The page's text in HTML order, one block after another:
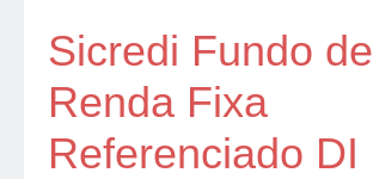
Sicredi Fundo de
Renda Fixa
Referenciado DI